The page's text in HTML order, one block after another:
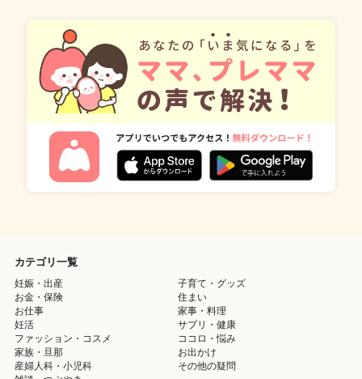
カテゴリ一覧
妊娠・出産
子育て・グッズ
お金・保険
住まい
お仕事
家事・料理
妊活
サプリ・健康
ファッション・コスメ
ココロ・悩み
家族・旦那
お出かけ
産婦人科・小児科
その他の疑問